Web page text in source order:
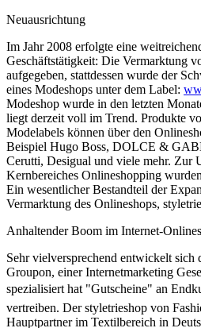
Neuausrichtung
Im Jahr 2008 erfolgte eine
Geschäftstätigkeit: Die Vermarktung
aufgegeben, stattdessen wurde der
eines Modeshops unter dem Label:
Modeshop wurde in den letzten
liegt derzeit voll im Trend. Produkte
Modelabels können über den
Beispiel Hugo Boss, DOLCE &
Cerutti, Desigual und viele mehr. Zur
Kernbereiches Onlineshopping
Ein wesentlicher Bestandteil der
Vermarktung des Onlineshops,
Anhaltender Boom im Internet-
Sehr vielversprechend entwickelt sich
Groupon, einer Internetmarketing
spezialisiert hat "Gutscheine" an
vertreiben. Der styletrieshop von
Hauptpartner im Textilbereich in